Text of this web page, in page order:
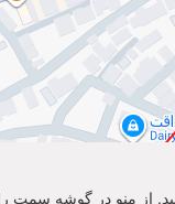
از منو در گوشه سمت